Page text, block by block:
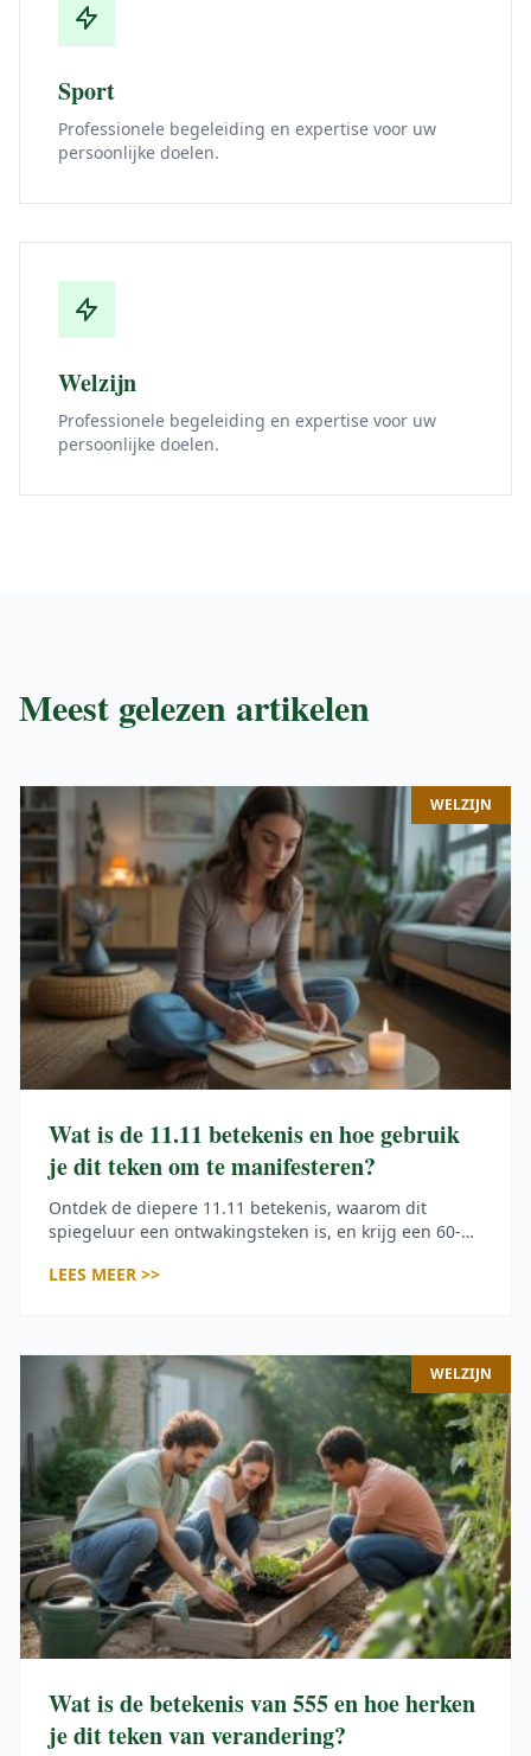
Sport
Professionele begeleiding en expertise voor uw
persoonlijke doelen.
Welzijn
Professionele begeleiding en expertise voor uw
persoonlijke doelen.
Meest gelezen artikelen
WELZIJN
Wat is de 11.11 betekenis en hoe gebruik
je dit teken om te manifesteren?
Ontdek de diepere 11.11 betekenis, waarom dit
spiegeluur een ontwakingsteken is, en krijg een 60-
manifesteren.
LEES MEER >>
WELZIJN
Wat is de betekenis van 555 en hoe herken
je dit teken van verandering?